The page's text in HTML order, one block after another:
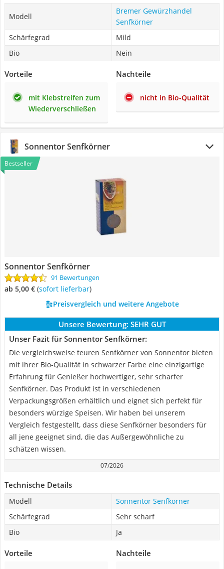
Modell
Bremer Gewürzhandel
Senfkörner
Schärfegrad
Mild
Bio
Nein
Vorteile
mit Klebstreifen zum
Wiederverschließen
Nachteile
nicht in Bio-Qualität
Sonnentor Senfkörner
Bestseller
Sonnentor Senfkörner
91 Bewertungen
ab 5,00 € ( Sofort lieferbar)
Preisvergleich und weitere Angebote
Unsere Bewertung: SEHR GUT
Unser Fazit für Sonnentor Senfkörner:
Die vergleichsweise teuren Senfkörner von Sonnentor bieten
mit ihrer Bio-Qualität in schwarzer Farbe eine einzigartige
Erfahrung für Genießer hochwertiger, sehr scharfer
Senfkörner. Das Produkt ist in verschiedenen
Verpackungsgrößen erhältlich und eignet sich perfekt für
besonders würzige Speisen. Wir haben bei unserem
Vergleich festgestellt, dass diese Senfkörner besonders für
all jene geeignet sind, die das Außergewöhnliche zu
schätzen wissen.
07/2026
Technische Details
Modell
Sonnentor Senfkörner
Schärfegrad
Sehr scharf
Bio
Ja
Vorteile Nachteile